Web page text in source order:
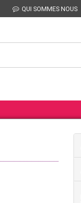
QUI SOMMES NOUS